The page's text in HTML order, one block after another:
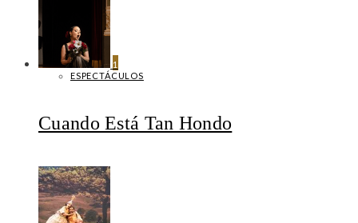
1
ESPECTÁCULOS
Cuando Está Tan Hondo